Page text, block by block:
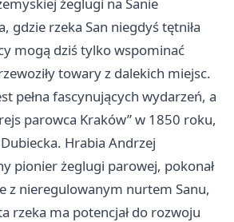
gdzie rzeka San niegdyś tętniła
mogą dziś tylko wspominać
towary z dalekich miejsc.
pełna fascynujących wydarzeń, a
parowca Kraków” w 1850 roku,
Hrabia Andrzej
pionier żeglugi parowej, pokonał
z nieregulowanym nurtem Sanu,
rzeka ma potencjał do rozwoju